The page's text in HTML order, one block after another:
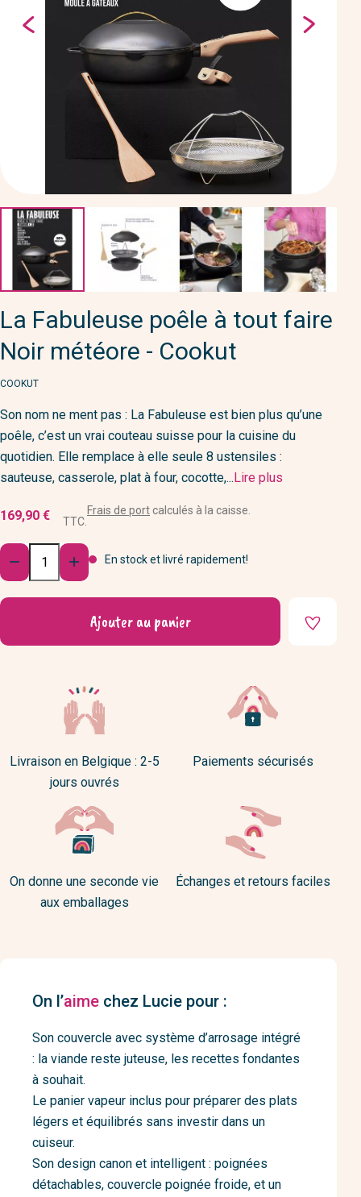
La Fabuleuse poêle à tout faire
Noir météore - Cookut
MARQUE
COOKUT
Son nom ne ment pas : La Fabuleuse est bien plus qu’une
poêle, c’est un vrai couteau suisse pour la cuisine du
quotidien. Elle remplace à elle seule 8 ustensiles :
sauteuse, casserole, plat à four, cocotte,...Lire plus
169,90 € TTC.
Frais de portcalculés à la caisse.
Quantité
  En stock et livré rapidement!
Ajouter au panier
Livraison en Belgique : 2-5
jours ouvrés
Paiements sécurisés
On donne une seconde vie
aux emballages
Échanges et retours faciles
On l’aime chez Lucie pour :
Son couvercle avec système d’arrosage intégré
: la viande reste juteuse, les recettes fondantes
à souhait.
Le panier vapeur inclus pour préparer des plats
légers et équilibrés sans investir dans un
cuiseur.
Son design canon et intelligent : poignées
détachables, couvercle poignée froide, et un